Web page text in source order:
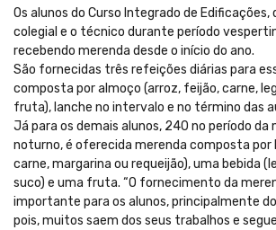
Os alunos do Curso Integrado de Edificações,
colegial e o técnico durante período
recebendo merenda desde o início do ano.
São fornecidas três refeições diárias para
composta por almoço (arroz, feijão, carne,
fruta), lanche no intervalo e no término das
Já para os demais alunos, 240 no período da
noturno, é oferecida merenda composta por
carne, margarina ou requeijão), uma bebida
suco) e uma fruta. “O fornecimento da
importante para os alunos, principalmente
pois, muitos saem dos seus trabalhos e